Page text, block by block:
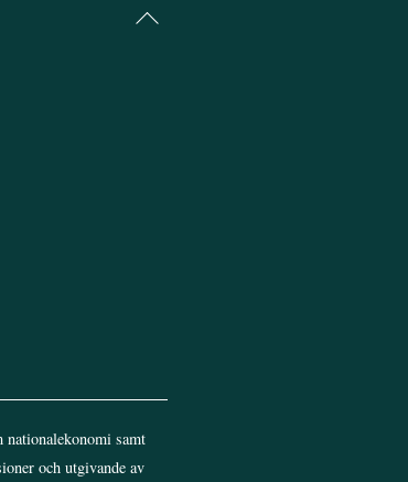
Back
nationalekonomi samt
och utgivande av